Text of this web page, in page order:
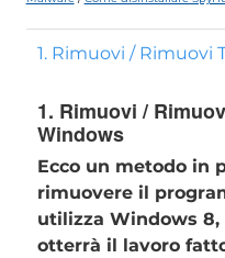
1. Rimuovi / Rimuovi
1. Rimuovi /
Windows
Ecco un metodo in
rimuovere il
utilizza Windows 8,
otterrà il lavoro